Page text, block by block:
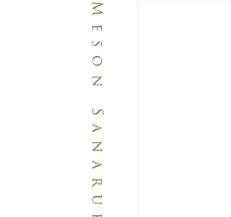
Meson SanarukoⅡ